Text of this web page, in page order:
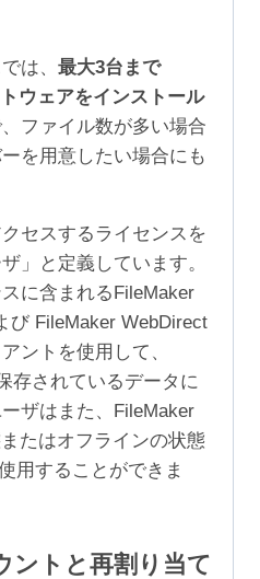
は、 最大3台まで
ウェアをインストール
ファイル数が多い場合
を用意したい場合にも
セスするライセンスを
」と定義しています。
に含まれるFileMaker
び FileMaker WebDirect
ントを使用して、
存されているデータに
ザはまた、FileMaker
たはオフラインの状態
用することができま
ントと再割り当て